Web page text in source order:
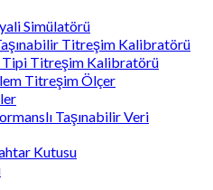
Simülatörü
Titreşim Kalibratörü
Tipi Titreşim Kalibratörü
Titreşim Ölçer
Taşınabilir Veri
Kutusu